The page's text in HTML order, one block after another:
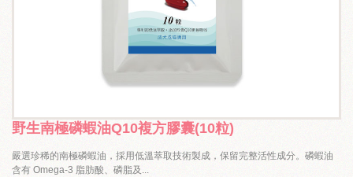
野生南極磷蝦油Q10複方膠囊(10粒)
嚴選珍稀的南極磷蝦油，採用低溫萃取技術製成，保留完整活性成分。磷蝦油
含有 Omega-3 脂肪酸、磷脂及...